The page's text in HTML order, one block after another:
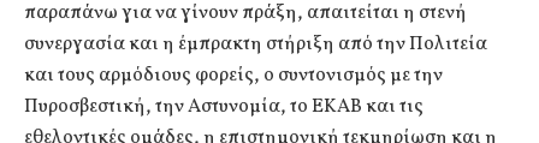
παραπάνω για να γίνουν πράξη, απαιτείται η στενή
συνεργασία και η έμπρακτη στήριξη από την Πολιτεία
και τους αρμόδιους φορείς, ο συντονισμός με την
Πυροσβεστική, την Αστυνομία, το ΕΚΑΒ και τις